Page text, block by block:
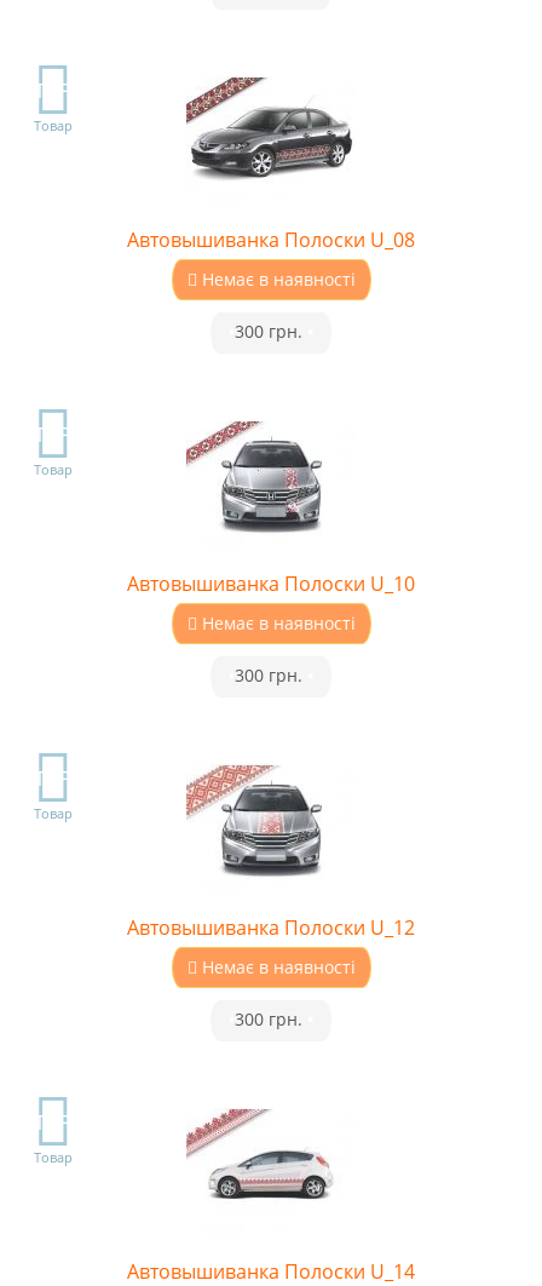
TOP
Товар
Автовышиванка Полоски U_08
Немає в наявності
300 грн.
TOP
Товар
Автовышиванка Полоски U_10
Немає в наявності
300 грн.
TOP
Товар
Автовышиванка Полоски U_12
Немає в наявності
300 грн.
TOP
Товар
Автовышиванка Полоски U_14